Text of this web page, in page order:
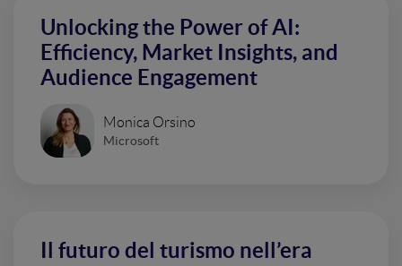
Unlocking the Power of AI:
Efficiency, Market Insights, and
Audience Engagement
Monica Orsino
Microsoft
Il futuro del turismo nell’era